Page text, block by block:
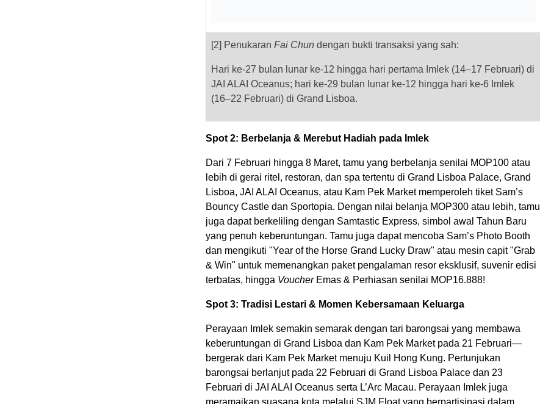
[2] Penukaran Fai Chun dengan bukti transaksi yang sah:
Hari ke-27 bulan lunar ke-12 hingga hari pertama Imlek (14–17 Februari) di
JAI ALAI Oceanus; hari ke-29 bulan lunar ke-12 hingga hari ke-6 Imlek
(16–22 Februari) di Grand Lisboa.
Spot 2: Berbelanja & Merebut Hadiah pada Imlek
Dari 7 Februari hingga 8 Maret, tamu yang berbelanja senilai MOP100 atau
lebih di gerai ritel, restoran, dan spa tertentu di Grand Lisboa Palace, Grand
Lisboa, JAI ALAI Oceanus, atau Kam Pek Market memperoleh tiket Sam’s
Bouncy Castle dan Sportopia. Dengan nilai belanja MOP300 atau lebih, tamu
juga dapat berkeliling dengan Samtastic Express, simbol awal Tahun Baru
yang penuh keberuntungan. Tamu juga dapat mencoba Sam’s Photo Booth
dan mengikuti "Year of the Horse Grand Lucky Draw" atau mesin capit "Grab
& Win" untuk memenangkan paket pengalaman resor eksklusif, suvenir edisi
terbatas, hingga VoucherEmas & Perhiasan senilai MOP16.888!
Spot 3: Tradisi Lestari & Momen Kebersamaan Keluarga
Perayaan Imlek semakin semarak dengan tari barongsai yang membawa
keberuntungan di Grand Lisboa dan Kam Pek Market pada 21 Februari—
bergerak dari Kam Pek Market menuju Kuil Hong Kung. Pertunjukan
barongsai berlanjut pada 22 Februari di Grand Lisboa Palace dan 23
Februari di JAI ALAI Oceanus serta L’Arc Macau. Perayaan Imlek juga
meramaikan suasana kota melalui SJM Float yang berpartisipasi dalam